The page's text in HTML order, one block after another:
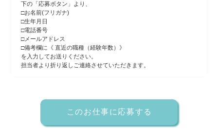
下の「応募ボタン」より、
□お名前(フリガナ)
□生年月日
□電話番号
□メールアドレス
□備考欄に《 直近の職種（経験年数）》
を入力してお送りください。
担当者より折り返しご連絡させていただきます。